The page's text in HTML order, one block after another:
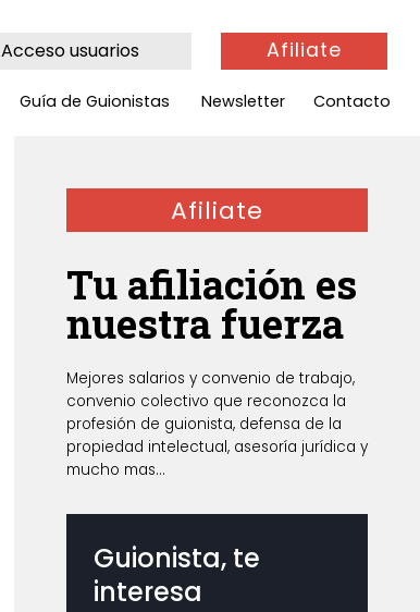
Acceso usuarios Afiliate
Guía de Guionistas Newsletter Contacto
Afiliate
Tu afiliación es
nuestra fuerza
Mejores salarios y convenio de trabajo,
convenio colectivo que reconozca la
profesión de guionista, defensa de la
propiedad intelectual, asesoría jurídica y
mucho mas...
Guionista, te
interesa